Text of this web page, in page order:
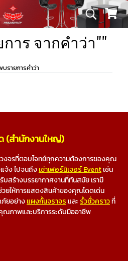
าร จากคำว่า""
บรายการคำว่า
(สำนักงานใหญ่)
งจรที่ตอบโจทย์ทุกความต้องการของคุณ
จ้ง ไปจนถึงเช่าเฟอร์นิเจอร์ Eventเช่น
รับสร้างบรรยากาศงานที่ทันสมัย เรามี
วยให้การแสดงสินค้าของคุณโดดเด่น
ยอย่างแผงกั้นจราจรและ รั้วชั่วคราวที่
ณภาพและบริการระดับมืออาชีพ